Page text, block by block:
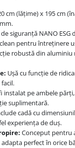
cm (lățime) x 195 cm
siguranță NANO ESG
pentru întreținere
robustă din aluminiu
Ușă cu funcție de
instalat pe ambele
suplimentară.
cadă cu
experiența de duș.
Conceput pentru
adapta perfect în orice